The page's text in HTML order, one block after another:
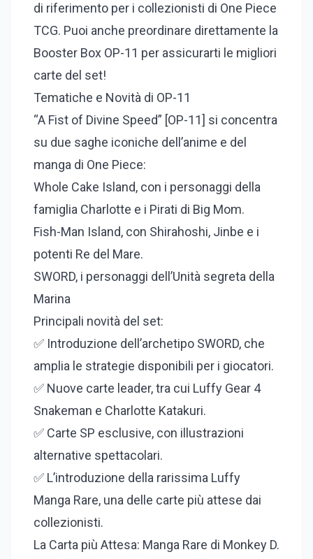
di riferimento per i collezionisti di One Piece
TCG. Puoi anche preordinare direttamente la
Booster Box OP-11 per assicurarti le migliori
carte del set!
Tematiche e Novità di OP-11
“A Fist of Divine Speed” [OP-11] si concentra
su due saghe iconiche dell’anime e del
manga di One Piece:
Whole Cake Island, con i personaggi della
famiglia Charlotte e i Pirati di Big Mom.
Fish-Man Island, con Shirahoshi, Jinbe e i
potenti Re del Mare.
SWORD, i personaggi dell’Unità segreta della
Marina
Principali novità del set:
✅ Introduzione dell’archetipo SWORD, che
amplia le strategie disponibili per i giocatori.
✅ Nuove carte leader, tra cui Luffy Gear 4
Snakeman e Charlotte Katakuri.
✅ Carte SP esclusive, con illustrazioni
alternative spettacolari.
✅ L’introduzione della rarissima Luffy
Manga Rare, una delle carte più attese dai
collezionisti.
La Carta più Attesa: Manga Rare di Monkey D.